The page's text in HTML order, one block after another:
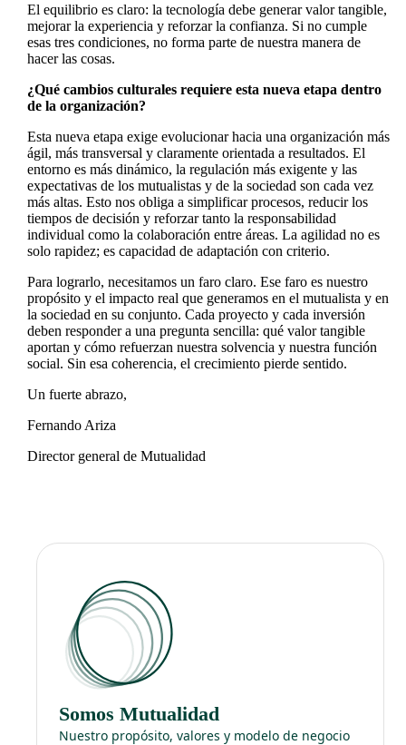
El equilibrio es claro: la tecnología debe generar valor tangible,
mejorar la experiencia y reforzar la confianza. Si no cumple
esas tres condiciones, no forma parte de nuestra manera de
hacer las cosas.
¿Qué cambios culturales requiere esta nueva etapa dentro
de la organización?
Esta nueva etapa exige evolucionar hacia una organización más
ágil, más transversal y claramente orientada a resultados. El
entorno es más dinámico, la regulación más exigente y las
expectativas de los mutualistas y de la sociedad son cada vez
más altas. Esto nos obliga a simplificar procesos, reducir los
tiempos de decisión y reforzar tanto la responsabilidad
individual como la colaboración entre áreas. La agilidad no es
solo rapidez; es capacidad de adaptación con criterio.
Para lograrlo, necesitamos un faro claro. Ese faro es nuestro
propósito y el impacto real que generamos en el mutualista y en
la sociedad en su conjunto. Cada proyecto y cada inversión
deben responder a una pregunta sencilla: qué valor tangible
aportan y cómo refuerzan nuestra solvencia y nuestra función
social. Sin esa coherencia, el crecimiento pierde sentido.
Un fuerte abrazo,
Fernando Ariza
Director general de Mutualidad
Somos Mutualidad
Nuestro propósito, valores y modelo de negocio